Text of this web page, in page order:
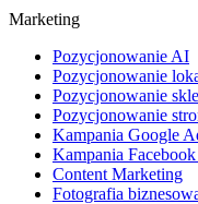
Marketing
Pozycjonowanie AI
Pozycjonowanie
Pozycjonowanie
Pozycjonowanie
Kampania Google
Kampania
Content Marketing
Fotografia